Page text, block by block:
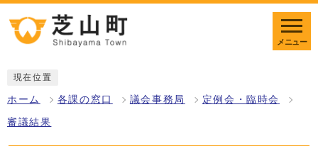
メニュー
現在位置
ホーム 各課の窓口 議会事務局 定例会・臨時会
審議結果